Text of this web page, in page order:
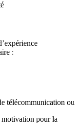
:
télécommunication ou
pour la